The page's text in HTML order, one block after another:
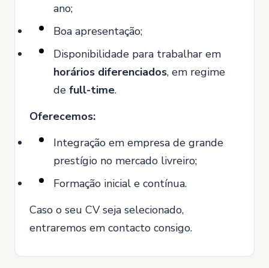
ano;
Boa apresentação;
Disponibilidade para trabalhar em
horários diferenciados, em regime
de full-time.
Oferecemos:
Integração em empresa de grande
prestígio no mercado livreiro;
Formação inicial e contínua.
Caso o seu CV seja selecionado,
entraremos em contacto consigo.